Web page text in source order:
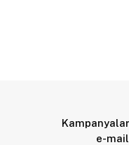
e-mail